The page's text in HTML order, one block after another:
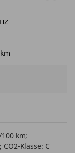
km;
Klasse: C